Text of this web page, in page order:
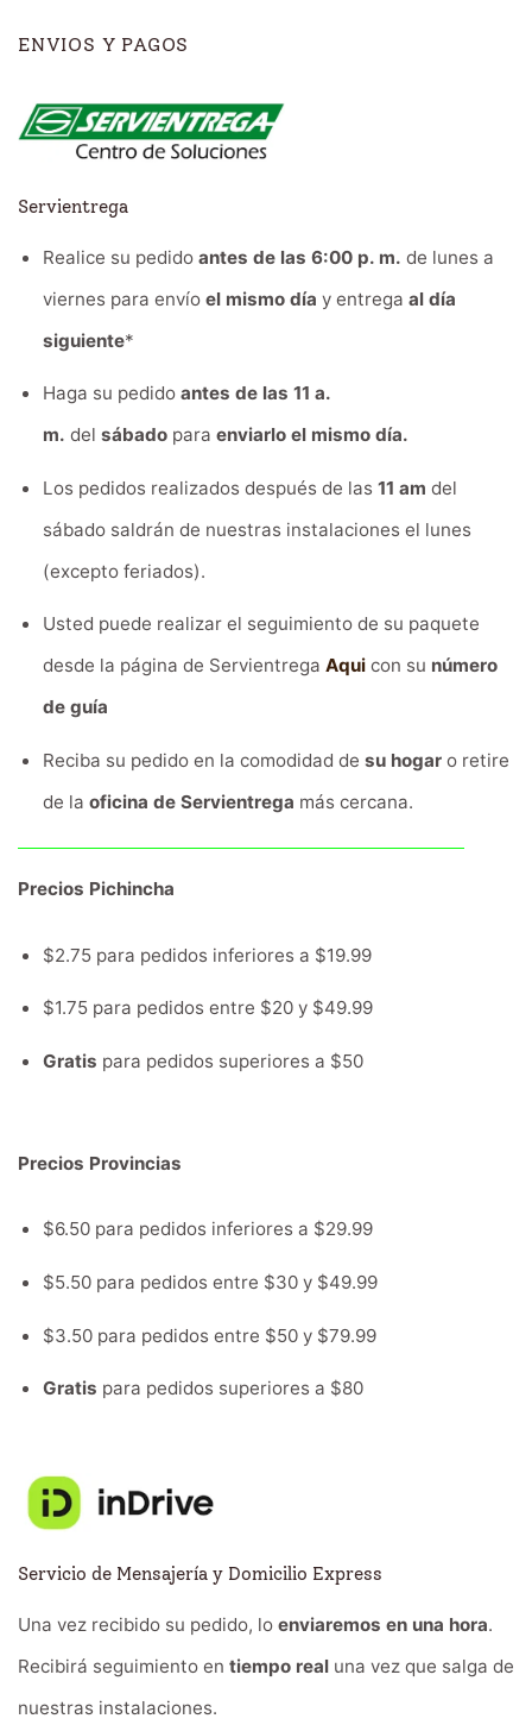
ENVIOS Y PAGOS
Servientrega
Realice su pedido antes de las 6:00 p. m. de lunes a
viernes para envío el mismo día y entrega al día
siguiente*
Haga su pedido antes de las 11 a.
m. del sábadopara enviarlo el mismo día.
Los pedidos realizados después de las 11 am del
sábado saldrán de nuestras instalaciones el lunes
(excepto feriados).
Usted puede realizar el seguimiento de su paquete
desde la página de Servientrega Aquicon su número
de guía
Reciba su pedido en la comodidad de su hogaro retire
de la oficina de Servientrega más cercana.
Precios Pichincha
$2.75 para pedidos inferiores a $19.99
$1.75 para pedidos entre $20 y $49.99
Gratis para pedidos superiores a $50
Precios Provincias
$6.50 para pedidos inferiores a $29.99
$5.50 para pedidos entre $30 y $49.99
$3.50 para pedidos entre $50 y $79.99
Gratis para pedidos superiores a $80
Servicio de Mensajería y Domicilio Express
Una vez recibido su pedido, lo enviaremos en una hora.
Recibirá seguimiento en tiempo real una vez que salga de
nuestras instalaciones.